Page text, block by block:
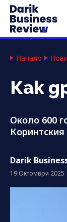
Начало
Как
Около 600
Darik
19 Октомври 2025